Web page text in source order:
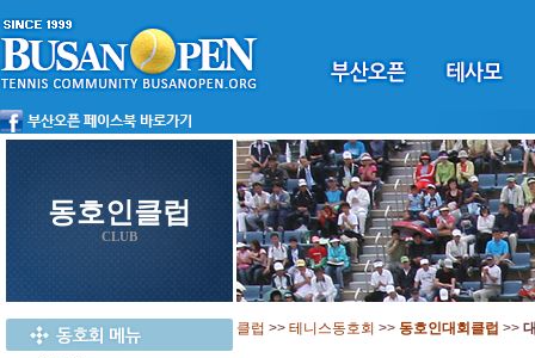
동호인클럽
CLUB
클럽 >> 테니스동호회 >> 동호인대회클럽 >>